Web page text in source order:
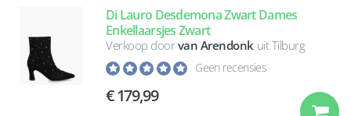
Di Lauro Desdemona Zwart Dames
Enkellaarsjes Zwart
Verkoop doorvan Arendonk uit Tilburg
Geen recensies
179,99